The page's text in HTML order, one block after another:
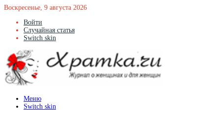
Воскресенье, 9 августа 2026
Войти
Случайная статья
Switch skin
Меню
Switch skin